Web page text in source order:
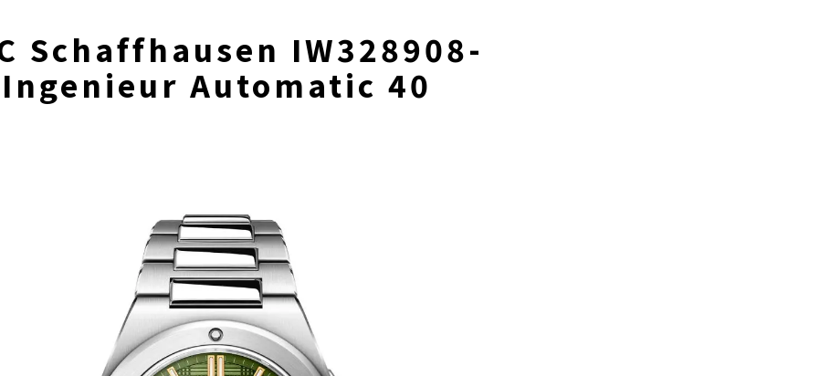
Schaffhausen IW328908-
Ingenieur Automatic 40